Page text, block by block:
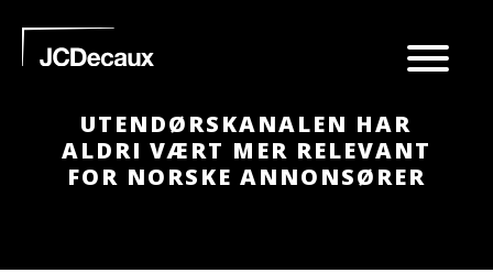
UTENDØRSKANALEN HAR
ALDRI VÆRT MER RELEVANT
FOR NORSKE ANNONSØRER